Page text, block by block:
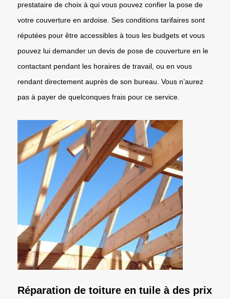
prestataire de choix à qui vous pouvez confier la pose de
votre couverture en ardoise. Ses conditions tarifaires sont
réputées pour être accessibles à tous les budgets et vous
pouvez lui demander un devis de pose de couverture en le
contactant pendant les horaires de travail, ou en vous
rendant directement auprès de son bureau. Vous n’aurez
pas à payer de quelconques frais pour ce service.
Réparation de toiture en tuile à des prix